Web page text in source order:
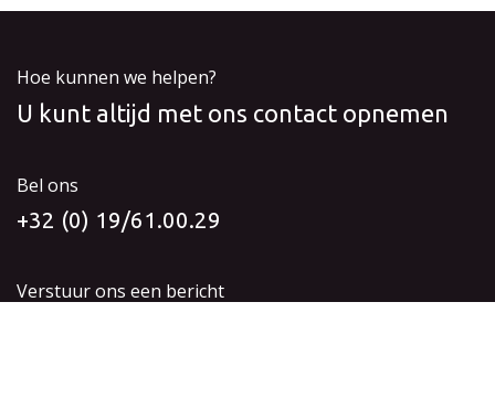
Hoe kunnen we helpen?
U kunt altijd met ons contact opnemen
Bel ons
+32 (0) 19/61.00.29
Verstuur ons een bericht